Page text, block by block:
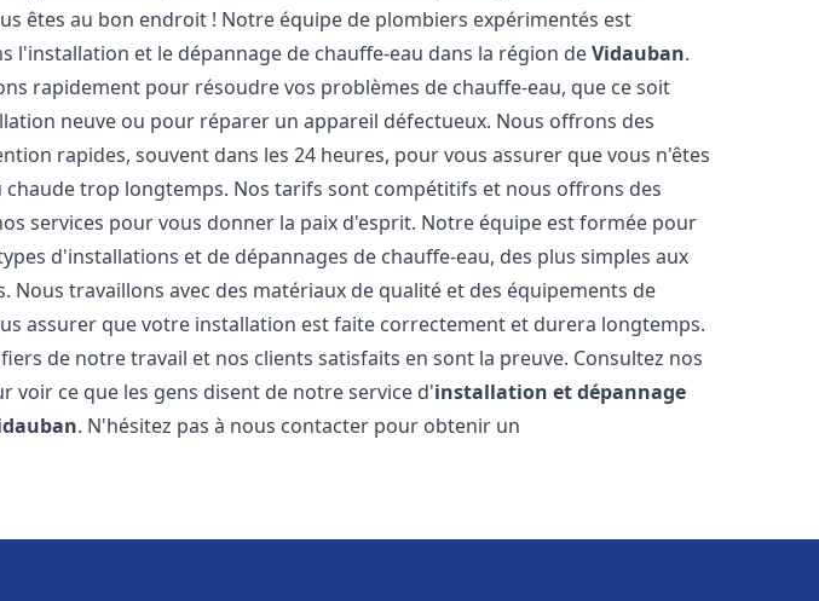
êtes au bon endroit ! Notre équipe de plombiers expérimentés est
l'installation et le dépannage de chauffe-eau dans la région deVidauban.
rapidement pour résoudre vos problèmes de chauffe-eau, que ce soit
neuve ou pour réparer un appareil défectueux. Nous offrons des
rapides, souvent dans les 24 heures, pour vous assurer que vous n'êtes
chaude trop longtemps. Nos tarifs sont compétitifs et nous offrons des
services pour vous donner la paix d'esprit. Notre équipe est formée pour
d'installations et de dépannages de chauffe-eau, des plus simples aux
Nous travaillons avec des matériaux de qualité et des équipements de
assurer que votre installation est faite correctement et durera longtemps.
de notre travail et nos clients satisfaits en sont la preuve. Consultez nos
voir ce que les gens disent de notre service d'installation et dépannage
. N'hésitez pas à nous contacter pour obtenir un